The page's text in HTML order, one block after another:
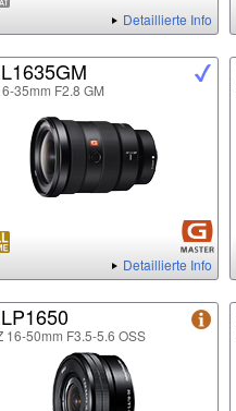
Detaillierte Info
35mm F2.8 GM
Detaillierte Info
16-50mm F3.5-5.6 OSS